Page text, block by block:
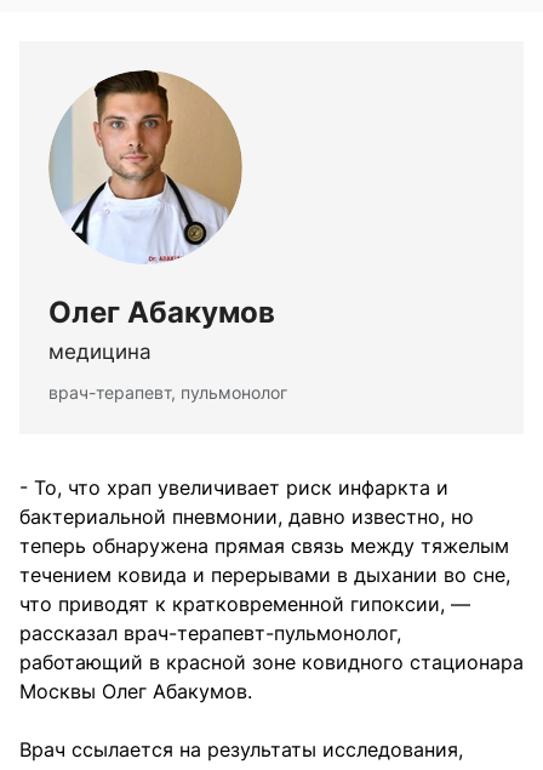
Олег Абакумов
медицина
врач-терапевт, пульмонолог
- То, что храп увеличивает риск инфаркта и
бактериальной пневмонии, давно известно, но
теперь обнаружена прямая связь между тяжелым
течением ковида и перерывами в дыхании во сне,
что приводят к кратковременной гипоксии, —
рассказал врач-терапевт-пульмонолог,
работающий в красной зоне ковидного стационара
Москвы Олег Абакумов.
Врач ссылается на результаты исследования,